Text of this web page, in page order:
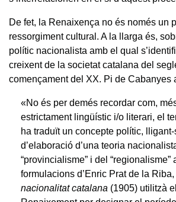
De fet, la Renaixença no és només un
ressorgiment cultural. A la llarga és,
polític nacionalista amb el qual
creixent de la societat catalana del
començament del XX. Pi de Cabanyes
«No és per demés recordar com,
estrictament lingüístic i/o literari, el
ha traduït un concepte polític,
d’elaboració d’una teoria
“provincialisme” i del “regionalisme”
formulacions d’Enric Prat de la
nacionalitat catalana (1905) utilitzà